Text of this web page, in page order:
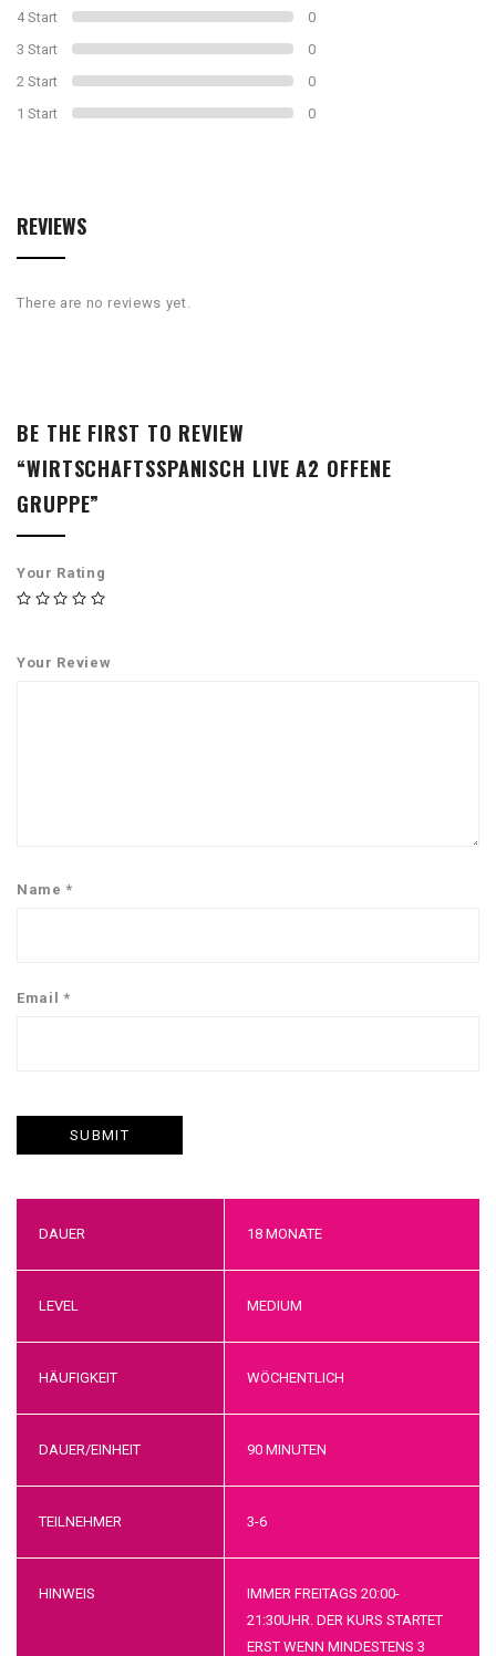
4 Start
0
3 Start
0
2 Start
0
1 Start
0
REVIEWS
There are no reviews yet.
BE THE FIRST TO REVIEW
“WIRTSCHAFTSSPANISCH LIVE A2 OFFENE
GRUPPE”
Your Rating
Your Review
Name*
Email *
DAUER 18 MONATE
LEVEL MEDIUM
HÄUFIGKEIT WÖCHENTLICH
DAUER/EINHEIT 90 MINUTEN
TEILNEHMER 3-6
HINWEIS
IMMER FREITAGS 20:00-
21:30UHR. DER KURS STARTET
ERST WENN MINDESTENS 3